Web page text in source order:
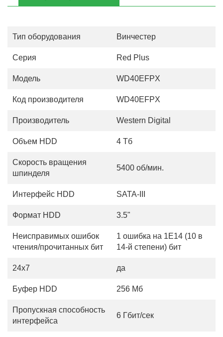
Тип оборудования Винчестер
Серия Red Plus
Модель WD40EFPX
Код производителя WD40EFPX
Производитель Western Digital
Объем HDD 4 Тб
Скорость вращения
шпинделя
5400 об/мин.
Интерфейс HDD SATA-III
Формат HDD 3.5"
Неисправимых ошибок
чтения/прочитанных бит
1 ошибка на 1E14 (10 в
14-й степени) бит
24x7 да
Буфер HDD 256 Мб
Пропускная способность
интерфейса
6 Гбит/сек